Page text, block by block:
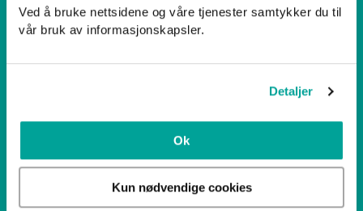
Ved å bruke nettsidene og våre tjenester samtykker du til
vår bruk av informasjonskapsler.
Detaljer
Ok
Kun nødvendige cookies
Samfunnsansvar
Vår visjon